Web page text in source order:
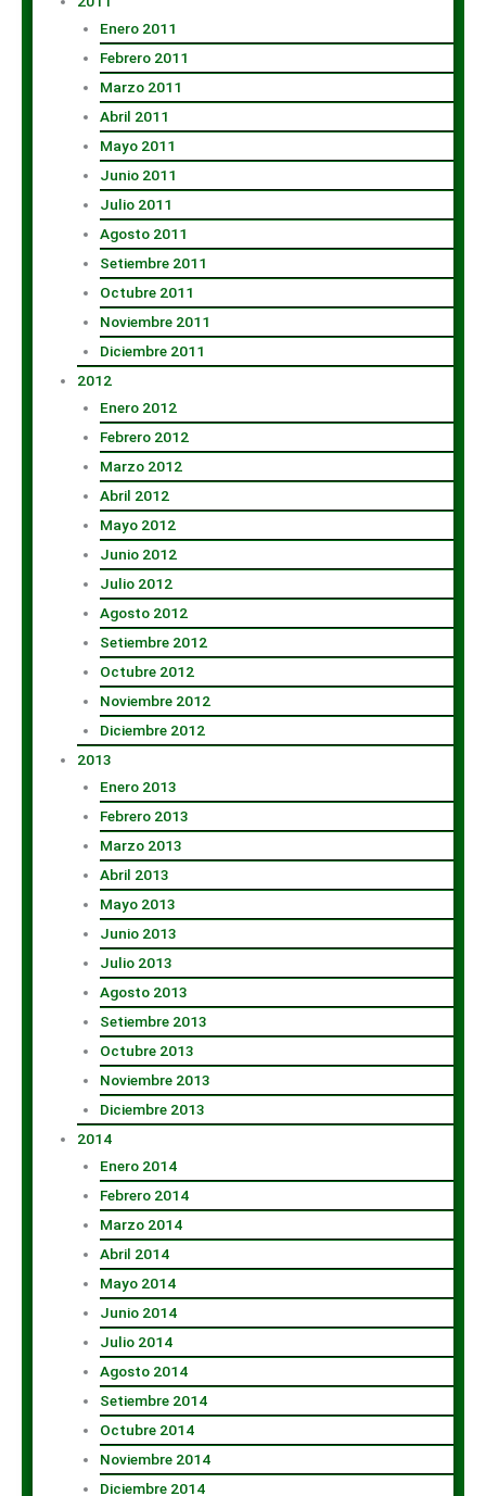
Enero 2011
Febrero 2011
Marzo 2011
Abril 2011
Mayo 2011
Junio 2011
Julio 2011
Agosto 2011
Setiembre 2011
Octubre 2011
Noviembre 2011
Diciembre 2011
2012
Enero 2012
Febrero 2012
Marzo 2012
Abril 2012
Mayo 2012
Junio 2012
Julio 2012
Agosto 2012
Setiembre 2012
Octubre 2012
Noviembre 2012
Diciembre 2012
2013
Enero 2013
Febrero 2013
Marzo 2013
Abril 2013
Mayo 2013
Junio 2013
Julio 2013
Agosto 2013
Setiembre 2013
Octubre 2013
Noviembre 2013
Diciembre 2013
2014
Enero 2014
Febrero 2014
Marzo 2014
Abril 2014
Mayo 2014
Junio 2014
Julio 2014
Agosto 2014
Setiembre 2014
Octubre 2014
Noviembre 2014
Diciembre 2014